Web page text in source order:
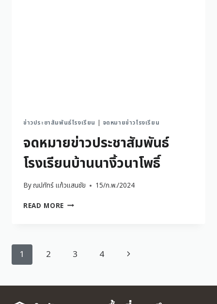
ข่าวประชาสัมพันธ์โรงเรียน | จดหมายข่าวโรงเรียน
จดหมายข่าวประชาสัมพันธ์
โรงเรียนบ้านนางิ้วนาโพธิ์
Byณปภัทร์ แก้วแสนชัย 15/ก.พ./2024
READ MORE
1 2 3 4